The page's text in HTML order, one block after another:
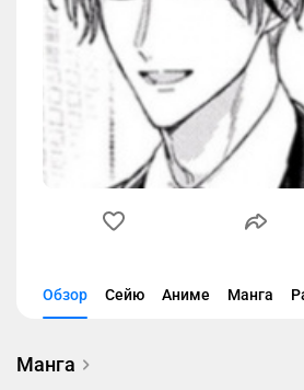
Обзор Сейю Аниме Манга
Манга